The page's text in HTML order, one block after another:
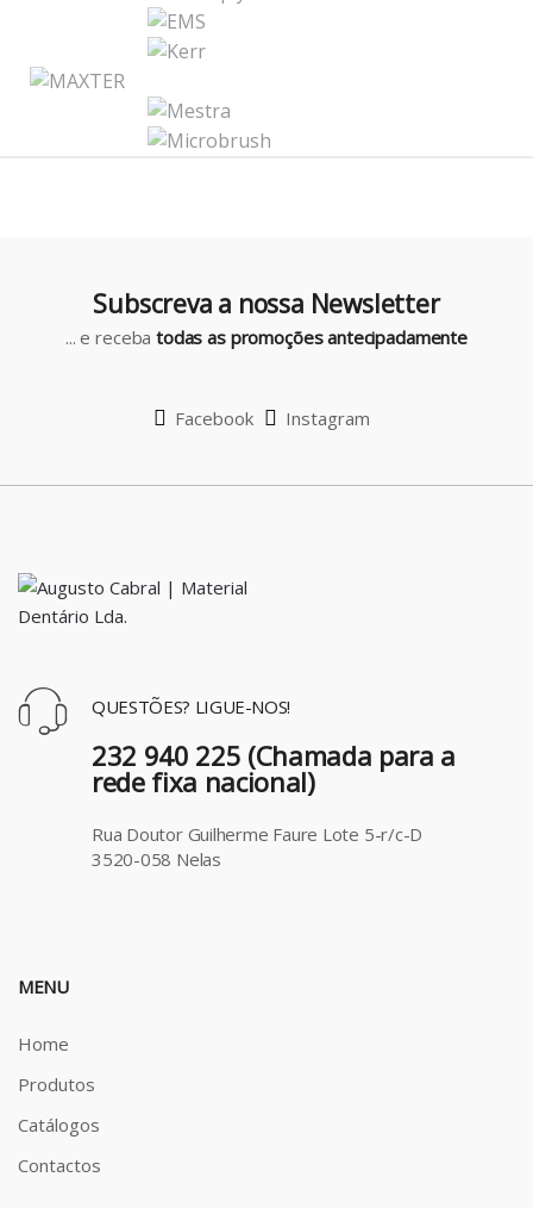
Subscreva a nossa Newsletter
... e recebatodas as promoções antecipadamente
Facebook Instagram
QUESTÕES? LIGUE-NOS!
232 940 225 (Chamada para a
rede fixa nacional)
Rua Doutor Guilherme Faure Lote 5-r/c-D
3520-058 Nelas
MENU
Home
Produtos
Catálogos
Contactos